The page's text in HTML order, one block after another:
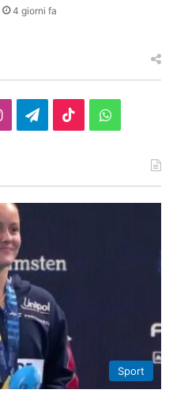
4 giorni fa
InstagramTelegram
TikTok
Sport